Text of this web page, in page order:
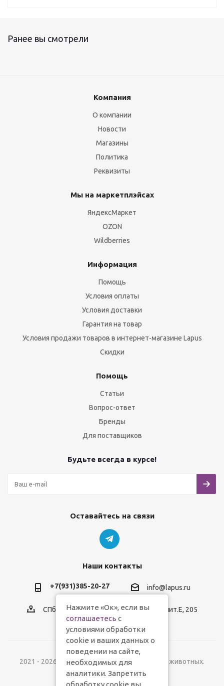
Ранее вы смотрели
Компания
О компании
Новости
Магазины
Политика
Реквизиты
Мы на маркетплэйсах
ЯндексМаркет
OZON
Wildberries
Информация
Помощь
Условия оплаты
Условия доставки
Гарантия на товар
Условия продажи товаров в интернет-магазине Lapus
Скидки
Помощь
Статьи
Вопрос-ответ
Бренды
Для поставщиков
Будьте всегда в курсе!
Оставайтесь на связи
Наши контакты
+7(931)385-20-27 info@lapus.ru
СПб, пр.Обуховской Обороны, д.116, лит.Е, 205
2021 - 2026 © Lapus.ru - магазин товаров для животных.
Нажмите «Ок», если вы
соглашаетесь с
условиями обработки
cookie и ваших данных о
поведении на сайте,
необходимых для
аналитики. Запретить
обработку cookie вы